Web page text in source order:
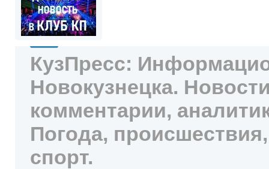
КузПресс:
Новокузнецка.
комментарии,
Погода,
спорт.